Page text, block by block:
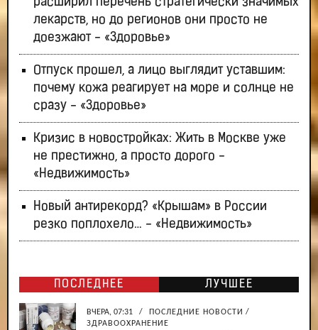
расширил перечень стратегически значимых
лекарств, но до регионов они просто не
доезжают - «Здоровье»
Отпуск прошел, а лицо выглядит уставшим:
почему кожа реагирует на море и солнце не
сразу - «Здоровье»
Кризис в новостройках: Жить в Москве уже
не престижно, а просто дорого -
«Недвижимость»
Новый антирекорд? «Крышам» в России
резко поплохело… - «Недвижимость»
ПОСЛЕДНЕЕ ЛУЧШЕЕ
ВЧЕРА, 07:31 / ПОСЛЕДНИЕ НОВОСТИ /
ЗДРАВООХРАНЕНИЕ